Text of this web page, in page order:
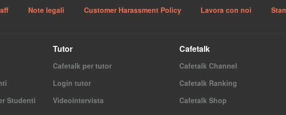
Note legali Customer Harassment Policy Lavora con noi
Studenti
Tutor
Cafetalk per tutor
Login tutor
Videointervista
Cafetalk
Cafetalk Channel
Cafetalk Ranking
Cafetalk Shop